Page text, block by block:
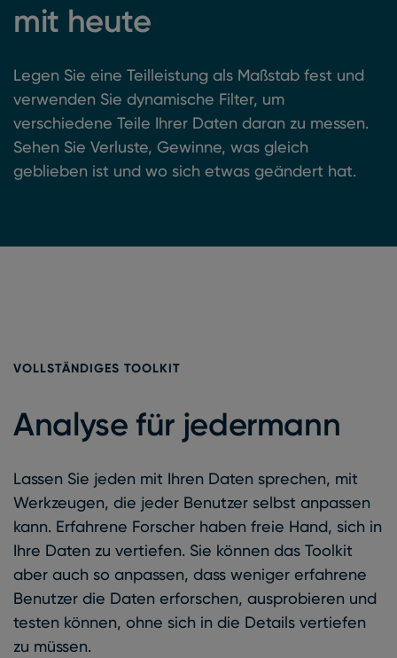
mit heute
Legen Sie eine Teilleistung als Maßstab fest und
verwenden Sie dynamische Filter, um
verschiedene Teile Ihrer Daten daran zu messen.
Sehen Sie Verluste, Gewinne, was gleich
geblieben ist und wo sich etwas geändert hat.
VOLLSTÄNDIGES TOOLKIT
Analyse für jedermann
Lassen Sie jeden mit Ihren Daten sprechen, mit
Werkzeugen, die jeder Benutzer selbst anpassen
kann. Erfahrene Forscher haben freie Hand, sich in
Ihre Daten zu vertiefen. Sie können das Toolkit
aber auch so anpassen, dass weniger erfahrene
Benutzer die Daten erforschen, ausprobieren und
testen können, ohne sich in die Details vertiefen
zu müssen.